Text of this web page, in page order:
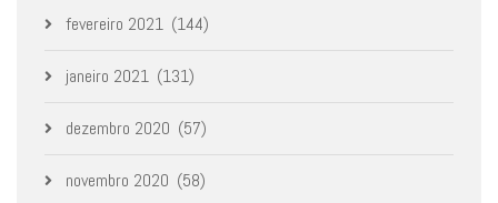
fevereiro 2021 (144)
janeiro 2021 (131)
dezembro 2020 (57)
novembro 2020 (58)